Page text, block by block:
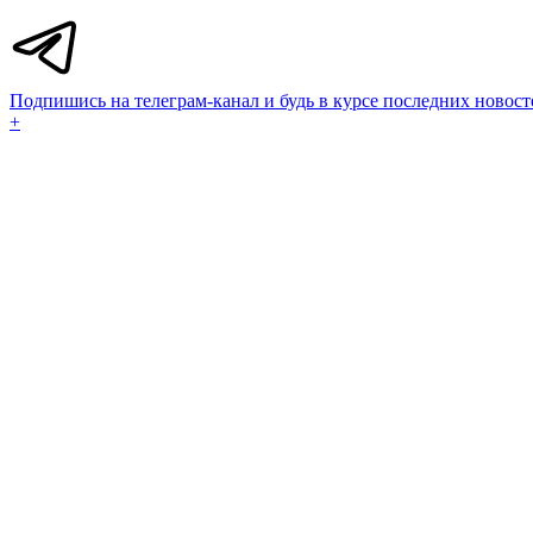
Подпишись на телеграм-канал и будь в курсе последних
+